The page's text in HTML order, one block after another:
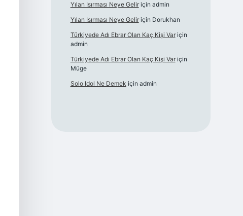
Yılan Isırması Neye Geliriçin admin
Yılan Isırması Neye Geliriçin Dorukhan
Türkiyede Adı Ebrar Olan Kaç Kişi Variçin
admin
Türkiyede Adı Ebrar Olan Kaç Kişi Variçin
Müge
Solo Idol Ne Demek için admin